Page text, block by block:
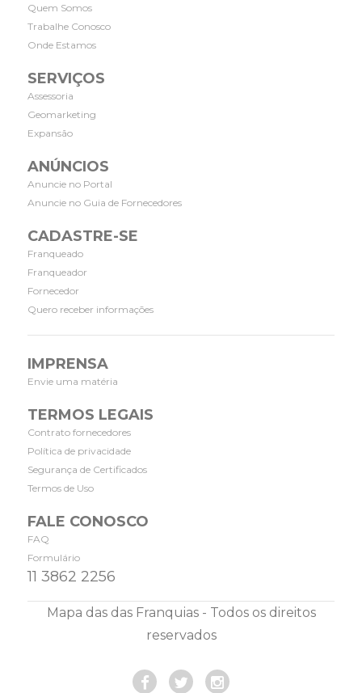
Quem Somos
Trabalhe Conosco
Onde Estamos
SERVIÇOS
Assessoria
Geomarketing
Expansão
ANÚNCIOS
Anuncie no Portal
Anuncie no Guia de Fornecedores
CADASTRE-SE
Franqueado
Franqueador
Fornecedor
Quero receber informações
IMPRENSA
Envie uma matéria
TERMOS LEGAIS
Contrato fornecedores
Política de privacidade
Segurança de Certificados
Termos de Uso
FALE CONOSCO
FAQ
Formulário
11 3862 2256
Mapa das das Franquias - Todos os direitos
reservados